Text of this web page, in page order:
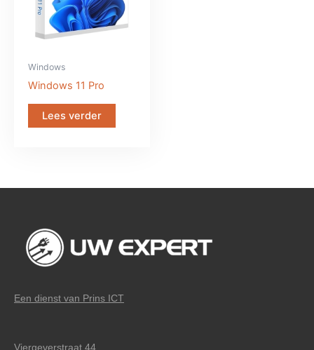
Windows
Windows 11 Pro
Lees verder
Een dienst van Prins ICT
Viergeverstraat 44